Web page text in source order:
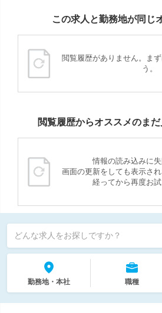
この求人と勤務地が同じ
閲覧履歴がありません。ま
う。
閲覧履歴からオススメのま
情報の読み込みに失
画面の更新をしても表示さ
経ってから再度お試
どんな求人をお探しですか？
勤務地・本社 職種